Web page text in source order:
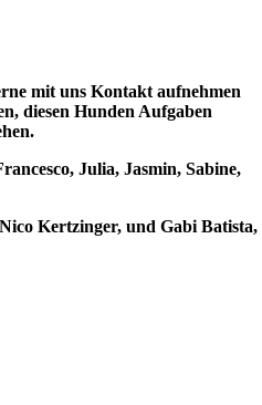
mit uns Kontakt aufnehmen
diesen Hunden Aufgaben
Julia, Jasmin, Sabine,
Kertzinger, und Gabi Batista,